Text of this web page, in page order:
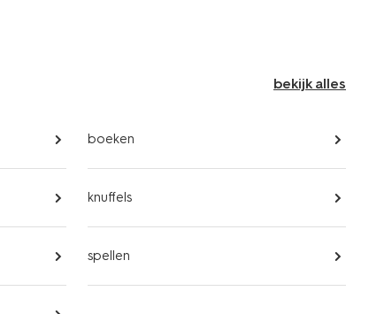
bekijk alles
boeken
knuffels
spellen